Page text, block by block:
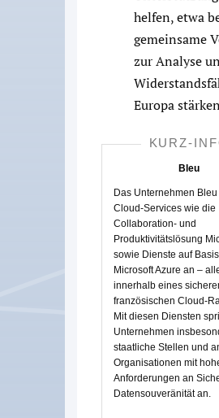
helfen, etwa
gemeinsame
zur Analyse
Europa
KURZ-
Bleu
Das Unternehmen
Cloud-Services wie die
Collaboration- und
Produktivitätslösung
sowie Dienste auf
Microsoft Azure an –
innerhalb eines
französischen Cloud-
Mit diesen Diensten
Unternehmen
staatliche Stellen und
Organisationen mit
Anforderungen an
Datensouveränität an.